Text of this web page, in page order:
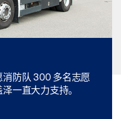
防队 300 多名志愿
一直大力支持。